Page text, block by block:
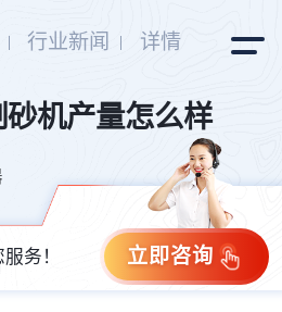
行业新闻 详情
机产量怎么样
立即咨询
务！